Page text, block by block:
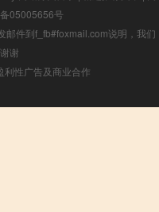
05005656号
邮件到f_fb#foxmail.com说明，我们
谢
利性广告及商业合作